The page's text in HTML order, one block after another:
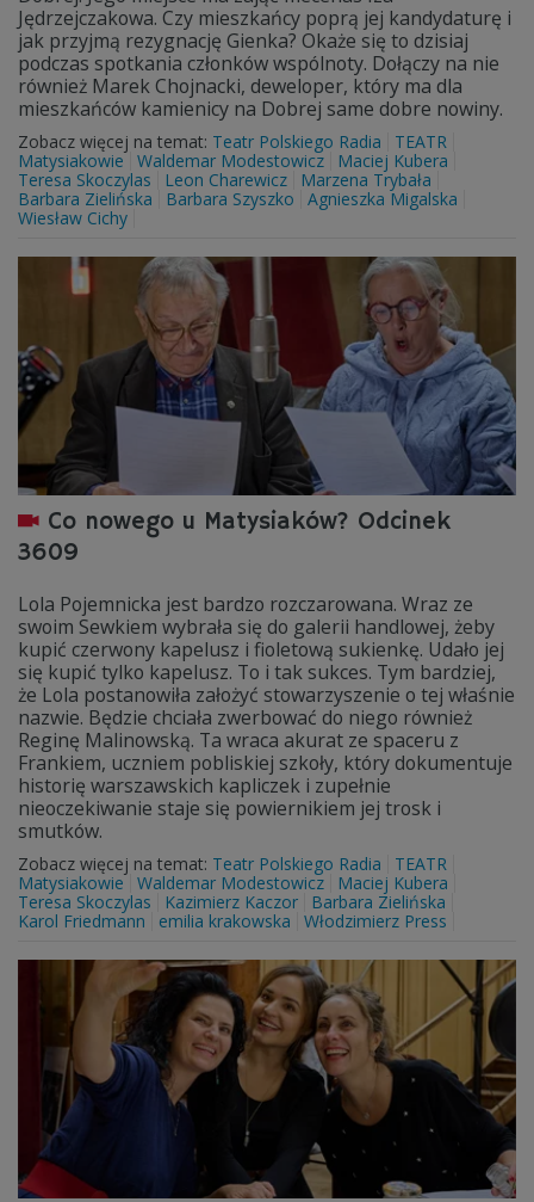
Jędrzejczakowa. Czy mieszkańcy poprą jej kandydaturę i
jak przyjmą rezygnację Gienka? Okaże się to dzisiaj
podczas spotkania członków wspólnoty. Dołączy na nie
również Marek Chojnacki, deweloper, który ma dla
mieszkańców kamienicy na Dobrej same dobre nowiny.
Zobacz więcej na temat: Teatr Polskiego Radia
TEATR
Matysiakowie
Waldemar Modestowicz
Maciej Kubera
Teresa Skoczylas
Leon Charewicz
Marzena Trybała
Barbara Zielińska
Barbara Szyszko
Agnieszka Migalska
Wiesław Cichy
Co nowego u Matysiaków? Odcinek
3609
Lola Pojemnicka jest bardzo rozczarowana. Wraz ze
swoim Sewkiem wybrała się do galerii handlowej, żeby
kupić czerwony kapelusz i fioletową sukienkę. Udało jej
się kupić tylko kapelusz. To i tak sukces. Tym bardziej,
że Lola postanowiła założyć stowarzyszenie o tej właśnie
nazwie. Będzie chciała zwerbować do niego również
Reginę Malinowską. Ta wraca akurat ze spaceru z
Frankiem, uczniem pobliskiej szkoły, który dokumentuje
historię warszawskich kapliczek i zupełnie
nieoczekiwanie staje się powiernikiem jej trosk i
smutków.
Zobacz więcej na temat: Teatr Polskiego Radia
TEATR
Matysiakowie
Waldemar Modestowicz
Maciej Kubera
Teresa Skoczylas
Kazimierz Kaczor
Barbara Zielińska
Karol Friedmann
emilia krakowska Włodzimierz Press